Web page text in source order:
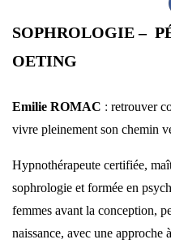
SOPHROLOGIE –
OETING
Emilie ROMAC : retrouver
vivre pleinement son chemin
Hypnothérapeute certifiée,
sophrologie et formée en
femmes avant la conception,
naissance, avec une approche